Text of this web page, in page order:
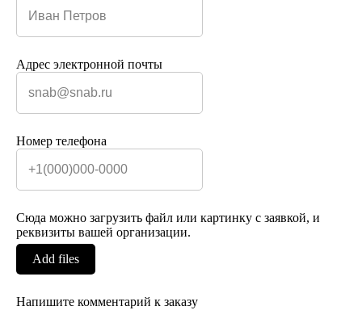
Адрес электронной почты
Номер телефона
Сюда можно загрузить файл или картинку с заявкой, и
реквизиты вашей организации.
Add files
Напишите комментарий к заказу